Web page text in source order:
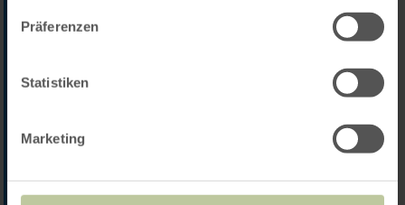
Präferenzen
Statistiken
Marketing